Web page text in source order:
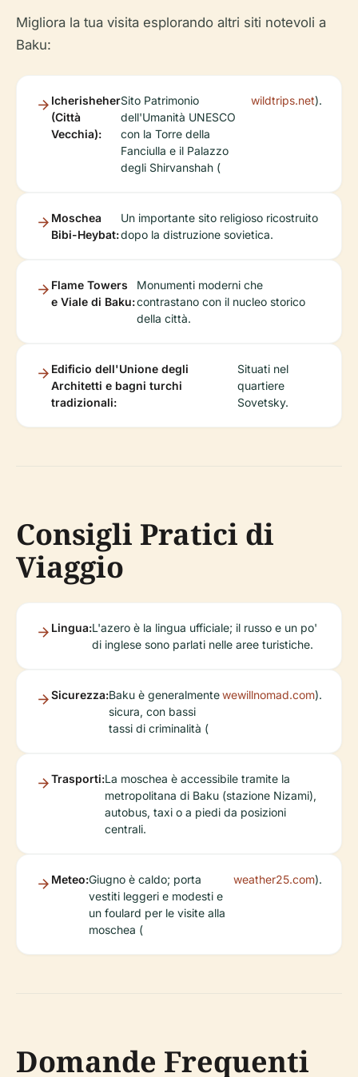
Migliora la tua visita esplorando altri siti notevoli a
Baku:
Icherisheher
(Città
Vecchia):
Sito Patrimonio
dell'Umanità UNESCO
con la Torre della
Fanciulla e il Palazzo
degli Shirvanshah (
wildtrips.net).
Moschea
Bibi-Heybat:
Un importante sito religioso ricostruito
dopo la distruzione sovietica.
Flame Towers
e Viale di Baku:
Monumenti moderni che
contrastano con il nucleo storico
della città.
Edificio dell'Unione degli
Architetti e bagni turchi
tradizionali:
Situati nel
quartiere
Sovetsky.
Consigli Pratici di
Viaggio
Lingua:L'azero è la lingua ufficiale; il russo e un po'
di inglese sono parlati nelle aree turistiche.
Sicurezza:Baku è generalmente
sicura, con bassi
tassi di criminalità (
wewillnomad.com).
Trasporti:La moschea è accessibile tramite la
metropolitana di Baku (stazione Nizami),
autobus, taxi o a piedi da posizioni
centrali.
Meteo:Giugno è caldo; porta
vestiti leggeri e modesti e
un foulard per le visite alla
moschea (
weather25.com).
Domande Frequenti